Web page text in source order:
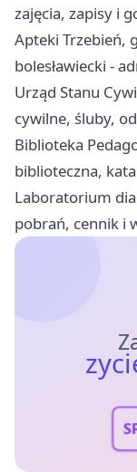
zajęcia, zapisy i
Apteki Trzebień,
bolesławiecki -
Urząd Stanu
cywilne, śluby,
Biblioteka
biblioteczna,
Laboratorium
pobrań, cennik i